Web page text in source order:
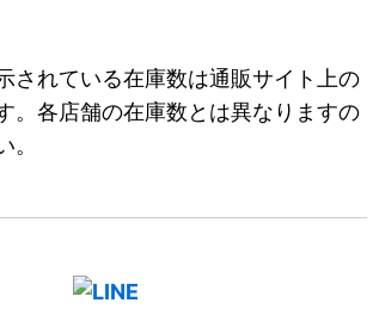
されている在庫数は通販サイト上の
。各店舗の在庫数とは異なりますの
。